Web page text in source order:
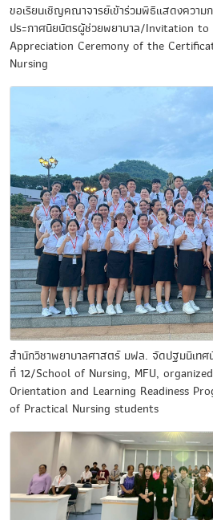
ขอเรียนเชิญคณาจารย์เข้าร่วมพิธีแสดงคว
ประกาศนียบัตรผู้ช่วยพยาบาล/Invitation
Appreciation Ceremony of the
Nursing
สำนักวิชาพยาบาลศาสตร์ มฟล. จัดปฐมนิเท
ที่ 12/School of Nursing, MFU,
Orientation and Learning Readiness
of Practical Nursing students